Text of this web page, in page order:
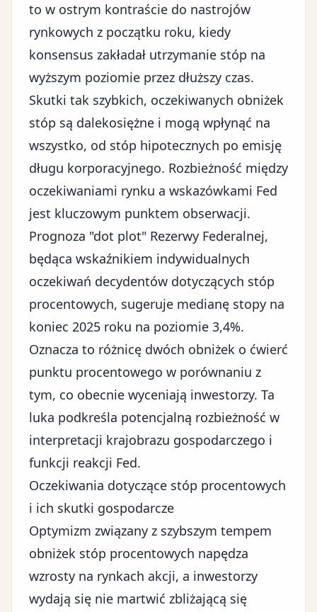
to w ostrym kontraście do nastrojów
rynkowych z początku roku, kiedy
konsensus zakładał utrzymanie stóp na
wyższym poziomie przez dłuższy czas.
Skutki tak szybkich, oczekiwanych obniżek
stóp są dalekosiężne i mogą wpłynąć na
wszystko, od stóp hipotecznych po emisję
długu korporacyjnego. Rozbieżność między
oczekiwaniami rynku a wskazówkami Fed
jest kluczowym punktem obserwacji.
Prognoza "dot plot" Rezerwy Federalnej,
będąca wskaźnikiem indywidualnych
oczekiwań decydentów dotyczących stóp
procentowych, sugeruje medianę stopy na
koniec 2025 roku na poziomie 3,4%.
Oznacza to różnicę dwóch obniżek o ćwierć
punktu procentowego w porównaniu z
tym, co obecnie wyceniają inwestorzy. Ta
luka podkreśla potencjalną rozbieżność w
interpretacji krajobrazu gospodarczego i
funkcji reakcji Fed.
Oczekiwania dotyczące stóp procentowych
i ich skutki gospodarcze
Optymizm związany z szybszym tempem
obniżek stóp procentowych napędza
wzrosty na rynkach akcji, a inwestorzy
wydają się nie martwić zbliżającą się